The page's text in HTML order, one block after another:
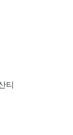
티